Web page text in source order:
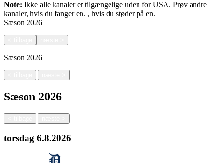
Note: Ikke alle kanaler er tilgængelige uden for USA. Prøv andre
kanaler, hvis du fanger en. , hvis du støder på en.
Sæson 2026
Sæson 2026
|
Sæson 2026
|
torsdag 6.8.2026